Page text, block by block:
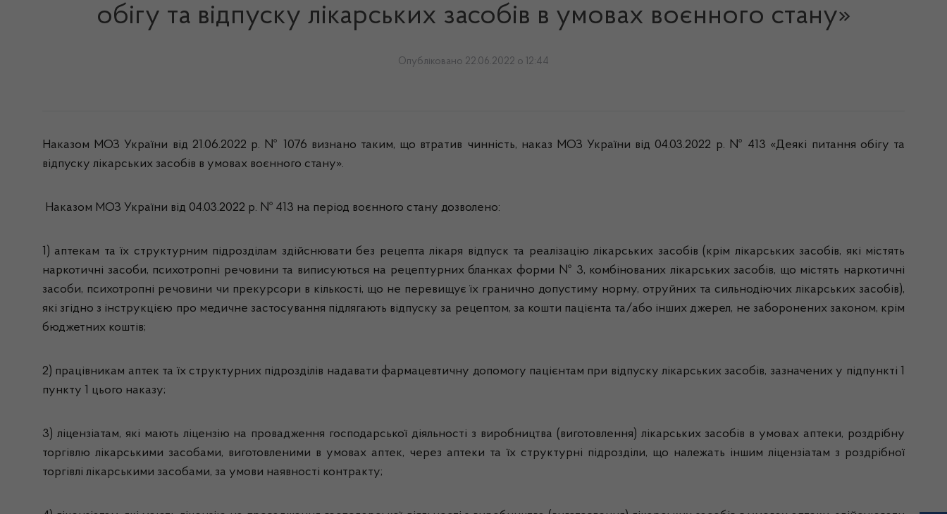
обігу та відпуску лікарських засобів в умовах воєнного стану»
Опубліковано 22.06.2022 о 12:44
Наказом МОЗ України від 21.06.2022 р. № 1076 визнано таким, що втратив чинність, наказ МОЗ України від 04.03.2022 р. № 413 «Деякі питання обігу та
відпуску лікарських засобів в умовах воєнного стану».
Наказом МОЗ України від 04.03.2022 р. № 413 на період воєнного стану дозволено:
1) аптекам та їх структурним підрозділам здійснювати без рецепта лікаря відпуск та реалізацію лікарських засобів (крім лікарських засобів, які містять
наркотичні засоби, психотропні речовини та виписуються на рецептурних бланках форми № 3, комбінованих лікарських засобів, що містять наркотичні
засоби, психотропні речовини чи прекурсори в кількості, що не перевищує їх гранично допустиму норму, отруйних та сильнодіючих лікарських засобів),
які згідно з інструкцією про медичне застосування підлягають відпуску за рецептом, за кошти пацієнта та/або інших джерел, не заборонених законом, крім
бюджетних коштів;
2) працівникам аптек та їх структурних підрозділів надавати фармацевтичну допомогу пацієнтам при відпуску лікарських засобів, зазначених у підпункті 1
пункту 1 цього наказу;
3) ліцензіатам, які мають ліцензію на провадження господарської діяльності з виробництва (виготовлення) лікарських засобів в умовах аптеки, роздрібну
торгівлю лікарськими засобами, виготовленими в умовах аптек, через аптеки та їх структурні підрозділи, що належать іншим ліцензіатам з роздрібної
торгівлі лікарськими засобами, за умови наявності контракту;